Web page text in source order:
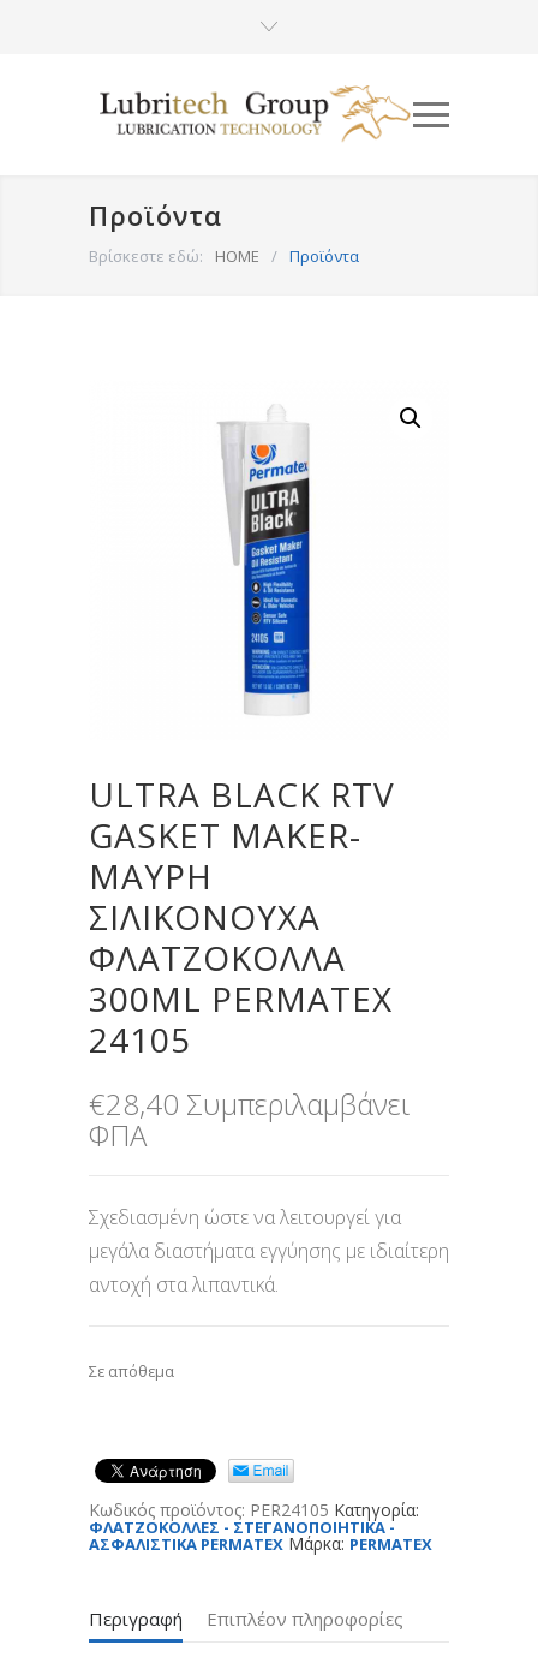
Προϊόντα
Βρίσκεστε εδώ: HOME / Προϊόντα
ULTRA BLACK RTV
GASKET MAKER-
ΜΑΎΡΗ
ΣΙΛΙΚΟΝΟΎΧΑ
ΦΛΑΤΖΌΚΟΛΛΑ
300ML PERMATEX
24105
€28,40 Συμπεριλαμβάνει
ΦΠΑ
Σχεδιασμένη ώστε να λειτουργεί για
μεγάλα διαστήματα εγγύησης με ιδιαίτερη
αντοχή στα λιπαντικά.
Σε απόθεμα
Κωδικός προϊόντος: PER24105 Κατηγορία:
ΦΛΑΤΖΟΚΟΛΛΕΣ - ΣΤΕΓΑΝΟΠΟΙΗΤΙΚΑ -
ΑΣΦΑΛΙΣΤΙΚΑ PERMATEX Μάρκα: PERMATEX
Περιγραφή Επιπλέον πληροφορίες